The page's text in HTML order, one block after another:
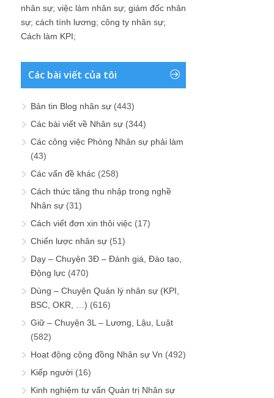
nhân sự; việc làm nhân sự; giám đốc nhân
sự; cách tính lương; công ty nhân sự;
Cách làm KPI;
Các bài viết của tôi
Bản tin Blog nhân sự (443)
Các bài viết về Nhân sự (344)
Các công việc Phòng Nhân sự phải làm
(43)
Các vấn đề khác (258)
Cách thức tăng thu nhập trong nghề
Nhân sự (31)
Cách viết đơn xin thôi việc (17)
Chiến lược nhân sự (51)
Dạy – Chuyện 3Đ – Đánh giá, Đào tạo,
Động lực (470)
Dùng – Chuyện Quản lý nhân sự (KPI,
BSC, OKR, …) (616)
Giữ – Chuyện 3L – Lương, Lậu, Luật
(582)
Hoạt động cộng đồng Nhân sự Vn (492)
Kiếp người (16)
Kinh nghiệm tư vấn Quản trị Nhân sự